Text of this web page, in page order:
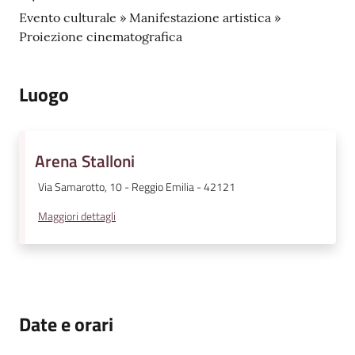
Evento culturale » Manifestazione artistica »
Proiezione cinematografica
Luogo
Arena Stalloni
Via Samarotto, 10 - Reggio Emilia - 42121
Maggiori dettagli
Date e orari